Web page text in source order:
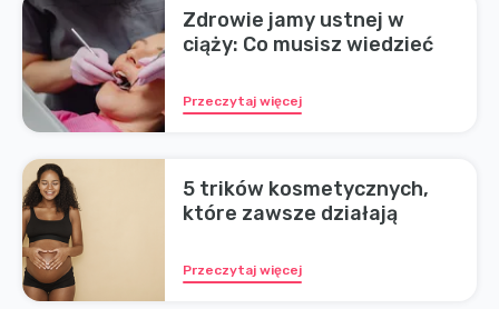
Zdrowie jamy ustnej w
ciąży: Co musisz wiedzieć
Przeczytaj więcej
5 trików kosmetycznych,
które zawsze działają
Przeczytaj więcej